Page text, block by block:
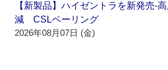
【新製品】ハイゼントラを新発売‐
減 CSLベーリング
2026年08月07日 (金)